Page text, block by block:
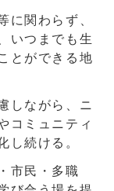
に関わらず、
いつまでも生
とができる地
しながら、ニ
コミュニティ
し続ける。
市民・多職